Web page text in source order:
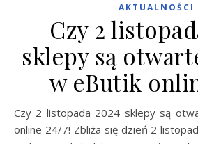
AKTUALNOŚCI
Czy 2
sklepy są
w eButik
Czy 2 listopada 2024 sklepy są otwarte? Kupuj w eButik
online 24/7! Zbliża się dzień 2